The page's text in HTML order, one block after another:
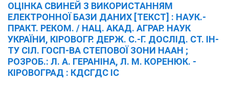
ОЦІНКА СВИНЕЙ З ВИКОРИСТАННЯМ
ЕЛЕКТРОННОЇ БАЗИ ДАНИХ [ТЕКСТ] : НАУК.-
ПРАКТ. РЕКОМ. / НАЦ. АКАД. АГРАР. НАУК
УКРАЇНИ, КІРОВОГР. ДЕРЖ. С.-Г. ДОСЛІД. СТ. ІН-
ТУ СІЛ. ГОСП-ВА СТЕПОВОЇ ЗОНИ НААН ;
РОЗРОБ.: Л. А. ГЕРАНІНА, Л. М. КОРЕНЮК. -
КІРОВОГРАД : КДСГДС ІС